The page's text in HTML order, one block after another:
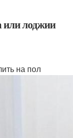
или лоджии
на пол